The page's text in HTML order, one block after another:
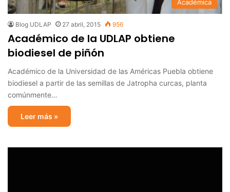
Académica
Blog UDLAP 27 abril, 2015 956
Académico de la UDLAP obtiene
biodiesel de piñón
Académico de la Universidad de las Américas Puebla obtiene
biodiesel a partir de las semillas de Jatropha curcas, planta
comúnmente…
Leer más »